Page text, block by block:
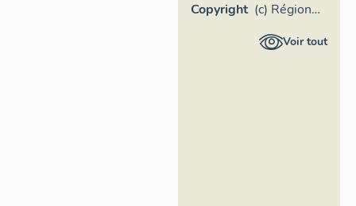
Copyright (c) Région
Provence-Voir tout